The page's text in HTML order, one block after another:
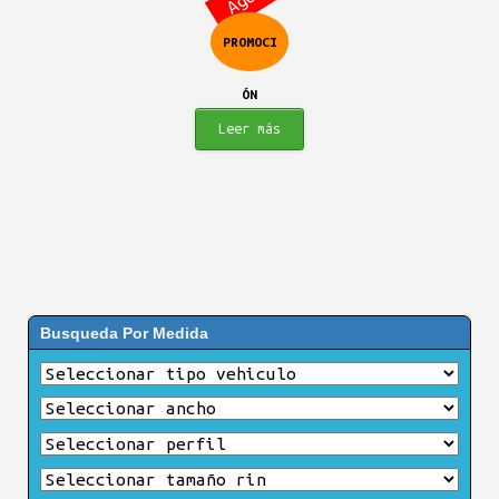
PROMOCI
ÓN
$324.900.
es:
$288.900.
Leer más
Busqueda Por Medida